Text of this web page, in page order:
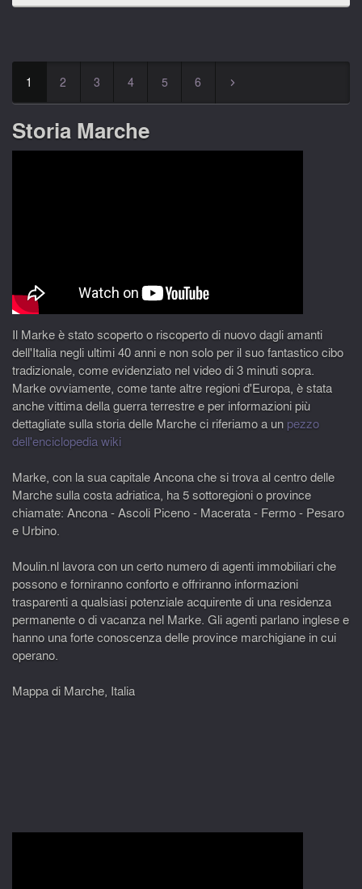
1 2 3 4 5 6 ▻
Storia Marche
Il Marke è stato scoperto o riscoperto di nuovo dagli amanti
dell'Italia negli ultimi 40 anni e non solo per il suo fantastico cibo
tradizionale, come evidenziato nel video di 3 minuti sopra.
Marke ovviamente, come tante altre regioni d'Europa, è stata
anche vittima della guerra terrestre e per informazioni più
dettagliate sulla storia delle Marche ci riferiamo a un pezzo
dell'enciclopedia wiki
Marke, con la sua capitale Ancona che si trova al centro delle
Marche sulla costa adriatica, ha 5 sottoregioni o province
chiamate: Ancona - Ascoli Piceno - Macerata - Fermo - Pesaro
e Urbino.
Moulin.nl lavora con un certo numero di agenti immobiliari che
possono e forniranno conforto e offriranno informazioni
trasparenti a qualsiasi potenziale acquirente di una residenza
permanente o di vacanza nel Marke. Gli agenti parlano inglese e
hanno una forte conoscenza delle province marchigiane in cui
operano.
Mappa di Marche, Italia